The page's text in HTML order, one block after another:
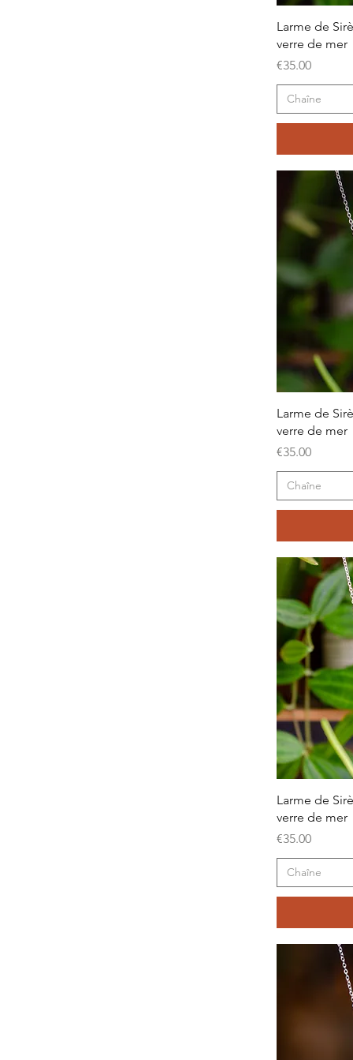
Larme de
verre de mer
Price
€35.00
Chaîne
Larme de
verre de mer
Price
€35.00
Chaîne
Larme de
verre de mer
Price
€35.00
Chaîne